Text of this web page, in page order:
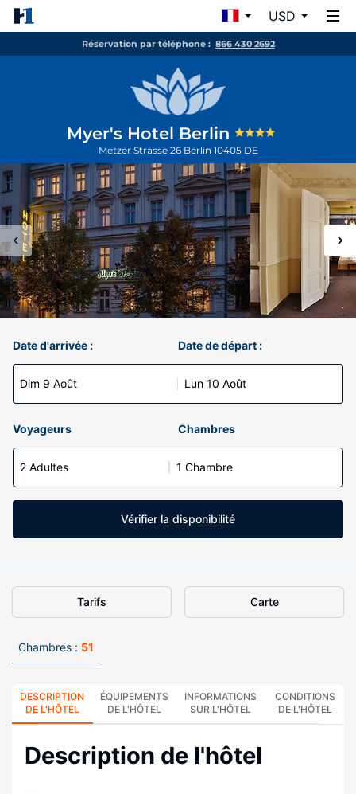
USD
Réservation par téléphone : 866 430 2692
Myer's Hotel Berlin
Metzer Strasse 26 Berlin 10405 DE
Date d'arrivée :
Dim 9 Août
Date de départ :
Lun 10 Août
Voyageurs Chambres
2 Adultes 1 Chambre
Vérifier la disponibilité
Tarifs Carte
Chambres : 51
DESCRIPTION
DE L'HÔTEL
ÉQUIPEMENTS
DE L'HÔTEL
INFORMATIONS
SUR L'HÔTEL
CONDITIONS
DE L'HÔTEL
Description de l'hôtel